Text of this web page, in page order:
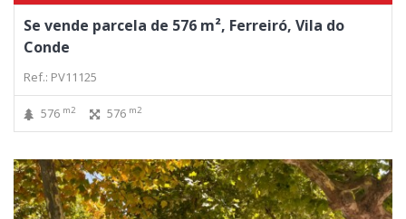
Se vende parcela de 576 m², Ferreiró, Vila do
Conde
Ref.: PV11125
576 m2 576 m2